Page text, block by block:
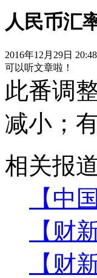
人民币汇
2016年12月29日
可以听文章啦！
此番调
减小；
相关报道
【中
【财
【财